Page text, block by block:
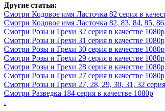
Другие статьи:
Смотри Кодовое имя Ласточка 82 серия в
Смотри Кодовое имя Ласточка 82, 83, 84, 85,
Смотри Розы и Грехи 32 серия в качестве 1080p
Смотри Розы и Грехи 31 серия в качестве 1080p
Смотри Розы и Грехи 30 серия в качестве 1080p
Смотри Розы и Грехи 29 серия в качестве 1080p
Смотри Розы и Грехи 28 серия в качестве 1080p
Смотри Розы и Грехи 27 серия в качестве 1080p
Смотри Розы и Грехи 27, 28, 29, 30, 31, 32
Смотри Разведка 184 серия в качестве 1080p
.